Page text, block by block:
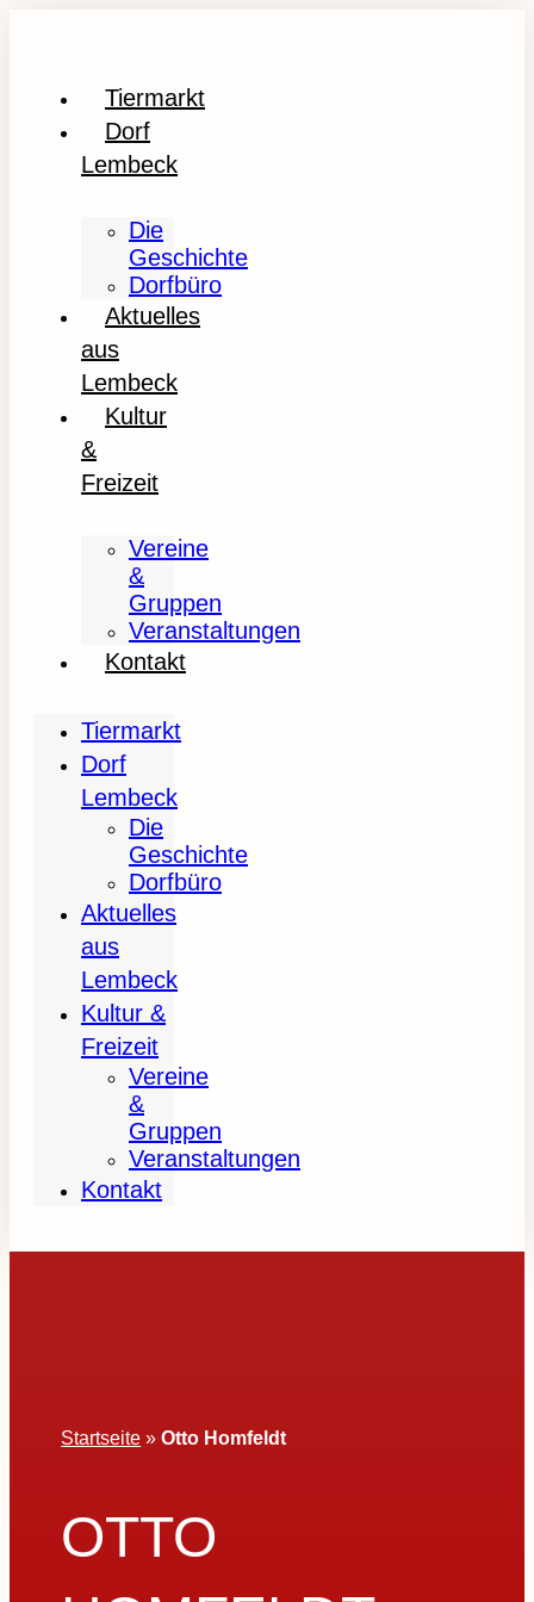
Tiermarkt
Dorf
Lembeck
Die
Geschichte
Dorfbüro
Aktuelles
aus
Lembeck
Kultur
&
Freizeit
Vereine
&
Gruppen
Veranstaltungen
Kontakt
Tiermarkt
Dorf
Lembeck
Die
Geschichte
Dorfbüro
Aktuelles
aus
Lembeck
Kultur &
Freizeit
Vereine
&
Gruppen
Veranstaltungen
Kontakt
Startseite »Otto Homfeldt
OTTO